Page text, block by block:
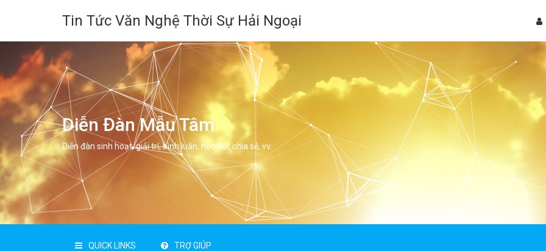
Tin Tức Văn Nghệ Thời Sự Hải Ngoại
Diễn Đàn Mẫu Tâm
Diễn đàn sinh hoạt, giải trí, bình luân, học hỏi, chia sẻ, vv.
QUICK LINKS TRỢ GIÚP